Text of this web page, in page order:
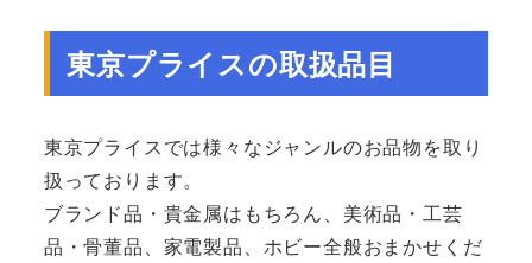
東京プライスの取扱品目
東京プライスでは様々なジャンルのお品物を取り
扱っております。
ブランド品・貴金属はもちろん、美術品・工芸
品・骨董品、家電製品、ホビー全般おまかせくだ